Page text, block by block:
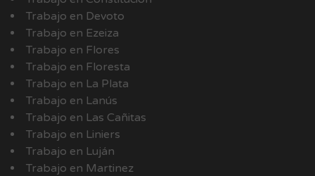
Trabajo en Devoto
Trabajo en Ezeiza
Trabajo en Flores
Trabajo en Floresta
Trabajo en La Plata
Trabajo en Lanús
Trabajo en Las Cañitas
Trabajo en Liniers
Trabajo en Luján
Trabajo en Martinez